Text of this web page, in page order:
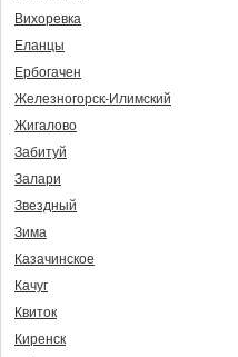
Вихоревка
Еланцы
Ербогачен
Железногорск-Илимский
Жигалово
Забитуй
Залари
Звездный
Зима
Казачинское
Качуг
Квиток
Киренск